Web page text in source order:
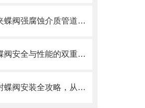
电动全衬氟对夹蝶阀强腐蚀介质管道的可靠卫士
电动防爆对夹蝶阀安全与性能的双重防线，选型要求全解析
电动法兰硬密封蝶阀安装全攻略，从基础到调试的精密指南